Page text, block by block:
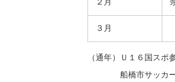
２月
３月
（通年）Ｕ１６国スポ
船橋市サッカー協